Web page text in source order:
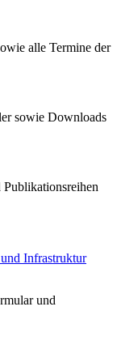
alle Termine der
sowie Downloads
Infrastruktur
und